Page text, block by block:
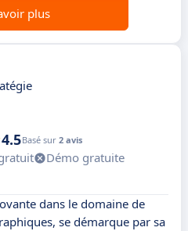
plus
4.5Basé sur 2 avis
Démo gratuite
dans le domaine de
se démarque par sa